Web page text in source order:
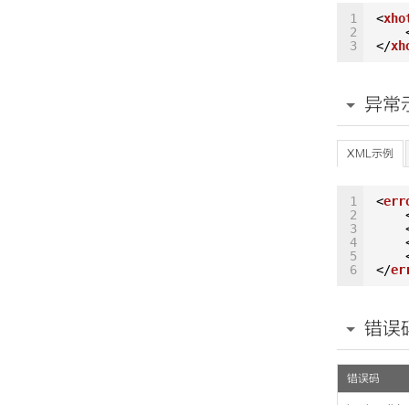
1
2
3
<
</
异常
XML示例
1
2
3
4
5
6
<
</
错误
错误码